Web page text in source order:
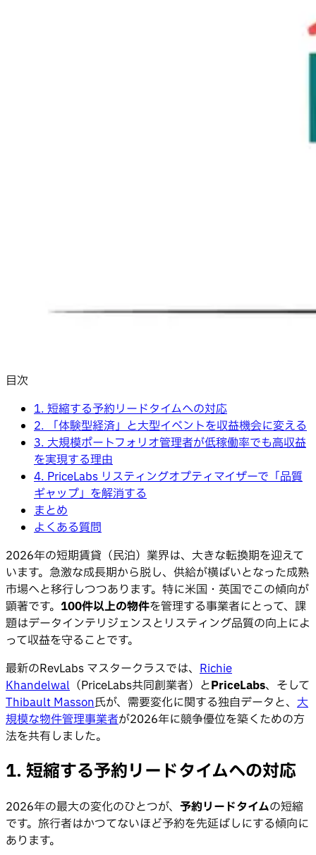
目次
1. 短縮する予約リードタイムへの対応
2. 「体験型経済」と大型イベントを収益機会に変える
3. 大規模ポートフォリオ管理者が低稼働率でも高収益
を実現する理由
4. PriceLabs リスティングオプティマイザーで「品質
ギャップ」を解消する
まとめ
よくある質問
2026年の短期賃貸（民泊）業界は、大きな転換期を迎えて
います。急激な成長期から脱し、供給が横ばいとなった成熟
市場へと移行しつつあります。特に米国・英国でこの傾向が
顕著です。 100件以上の物件を管理する事業者にとって、課
題はデータインテリジェンスとリスティング品質の向上によ
って収益を守ることです。
最新のRevLabs マスタークラスでは、 Richie
Khandelwal （PriceLabs共同創業者）とPriceLabs、そして
Thibault Masson氏が、需要変化に関する独自データと、 大
規模な物件管理事業者が2026年に競争優位を築くための方
法を共有しました。
1. 短縮する予約リードタイムへの対応
2026年の最大の変化のひとつが、 予約リードタイムの短縮
です。旅行者はかつてないほど予約を先延ばしにする傾向に
あります。